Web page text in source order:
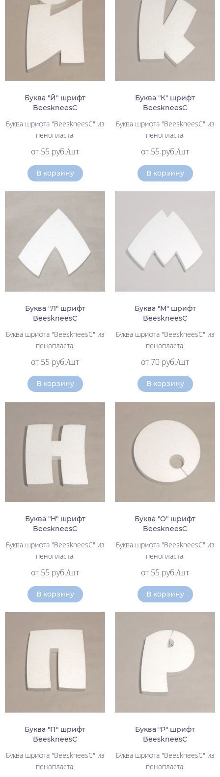
Буква "Й" шрифт
BeeskneesC
Буква шрифта "BeeskneesC" из
пенопласта.
от 55 руб./шт
В корзину
Буква "К" шрифт
BeeskneesC
Буква шрифта "BeeskneesC" из
пенопласта.
от 55 руб./шт
В корзину
Буква "Л" шрифт
BeeskneesC
Буква шрифта "BeeskneesC" из
пенопласта.
от 55 руб./шт
В корзину
Буква "М" шрифт
BeeskneesC
Буква шрифта "BeeskneesC" из
пенопласта.
от 70 руб./шт
В корзину
Буква "Н" шрифт
BeeskneesC
Буква шрифта "BeeskneesC" из
пенопласта.
от 55 руб./шт
В корзину
Буква "О" шрифт
BeeskneesC
Буква шрифта "BeeskneesC" из
пенопласта.
от 55 руб./шт
В корзину
Буква "П" шрифт
BeeskneesC
Буква шрифта "BeeskneesC" из
пенопласта.
Буква "Р" шрифт
BeeskneesC
Буква шрифта "BeeskneesC" из
пенопласта.